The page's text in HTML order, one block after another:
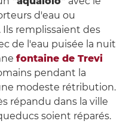
d'eau ou
Ils remplissaient des
de l'eau puisée la nuit
fontaine de Trevi
pendant la
modeste rétribution.
répandu dans la ville
soient réparés.